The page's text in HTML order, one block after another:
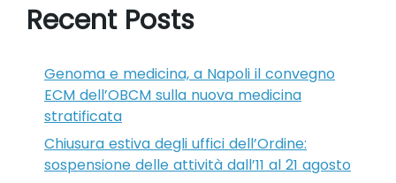
Recent Posts
Genoma e medicina, a Napoli il convegno
ECM dell’OBCM sulla nuova medicina
stratificata
Chiusura estiva degli uffici dell’Ordine:
sospensione delle attività dall’11 al 21 agosto